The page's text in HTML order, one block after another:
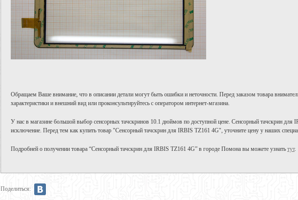
Обращаем Ваше внимание, что в описании детали могут быть ошибки и неточности. Перед заказом товара
характеристики и внешний вид или проконсультируйтесь с оператором интернет-мгазина.
У нас в магазине большой выбор сенсорных тачскринов 10.1 дюймов по доступной цене. Сенсорный тачскрин для
исключение. Перед тем как купить товар "Сенсорный тачскрин для IRBIS TZ161 4G", уточните цену у наших
Подробней о получении товара “Сенсорный тачскрин для IRBIS TZ161 4G” в городе Помона вы можете узнать тут.
Поделиться: